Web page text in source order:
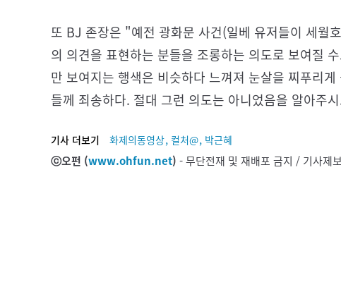
또 BJ 존장은 "예전 광화문 사건(일베 유저들이 세월
의 의견을 표현하는 분들을 조롱하는 의도로 보여질
만 보여지는 행색은 비슷하다 느껴져 눈살을 찌푸리
들께 죄송하다. 절대 그런 의도는 아니었음을 알아주
기사 더보기 화제의동영상, 컬처@, 박근혜
ⓒ오펀 (www.ohfun.net) - 무단전재 및 재배포 금지 / 기사제